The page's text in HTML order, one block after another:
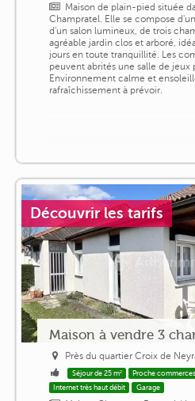
Maison de plain-pied située
Champratel. Elle se compose
d'un salon lumineux, de trois
agréable jardin clos et arboré,
jours en toute tranquillité. Les
peuvent abrités une salle de jeux
Environnement calme et
rafraîchissement à prévoir.
Découvrir les tarifs
Maison à vendre 3
Près du quartier Croix de
Séjour de 25 m² Proche commerces
Internet très haut débit
Garage